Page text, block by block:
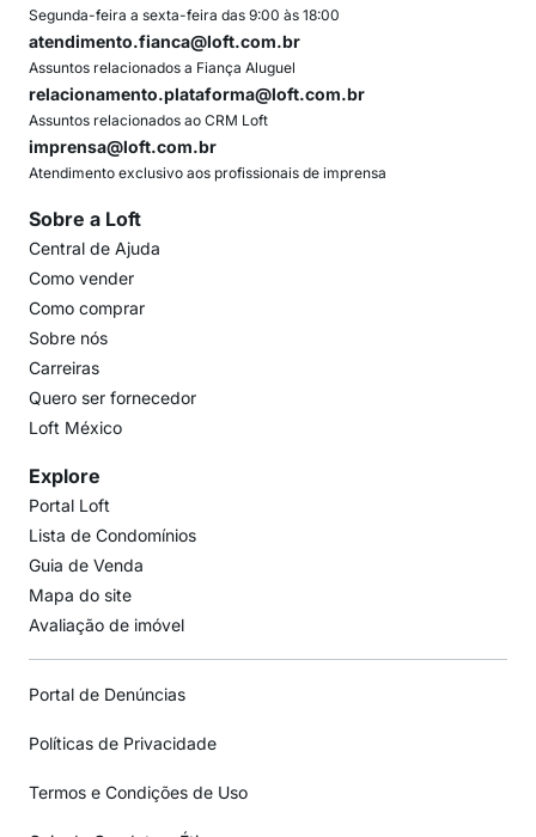
Segunda-feira a sexta-feira das 9:00 às 18:00
atendimento.fianca@loft.com.br
Assuntos relacionados a Fiança Aluguel
relacionamento.plataforma@loft.com.br
Assuntos relacionados ao CRM Loft
imprensa@loft.com.br
Atendimento exclusivo aos profissionais de imprensa
Sobre a Loft
Central de Ajuda
Como vender
Como comprar
Sobre nós
Carreiras
Quero ser fornecedor
Loft México
Explore
Portal Loft
Lista de Condomínios
Guia de Venda
Mapa do site
Avaliação de imóvel
Portal de Denúncias
Políticas de Privacidade
Termos e Condições de Uso